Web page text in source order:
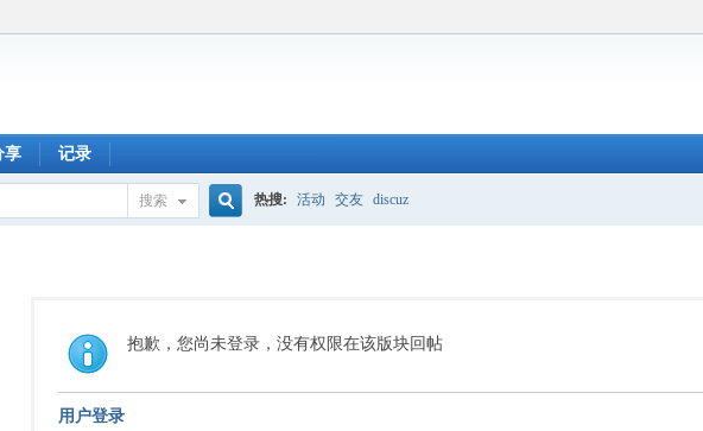
享 记录
搜索
索
热搜: 活动 交友 discuz
抱歉，您尚未登录，没有权限在该版块回帖
用户登录